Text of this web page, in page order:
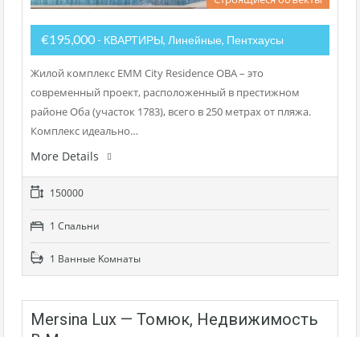
€195,000 - КВАРТИРЫ, Линейные, Пентхаусы
Жилой комплекс EMM City Residence OBA – это
современный проект, расположенный в престижном
районе Оба (участок 1783), всего в 250 метрах от пляжа.
Комплекс идеально…
More Details
150000
1 Cпальни
1 Bанные Kомнаты
Mersina Lux — Томюк, Недвижимость